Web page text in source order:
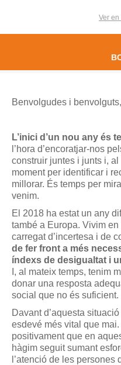
Ver
Benvolgudes i benvolguts,
L’inici d’un nou any és
l’hora d’encoratjar-nos
construir juntes i junts i,
moment per identificar i
millorar. És temps per
venim.
El 2018 ha estat un any
també a Europa. Vivim
carregat d’incertesa i de
de fer front a més
índexs de desigualtat i
I, al mateix temps, tenim
donar una resposta
social que no és suficient.
Davant d’aquesta
esdevé més vital que
positivament que en
hàgim seguit sumant
l’atenció de les